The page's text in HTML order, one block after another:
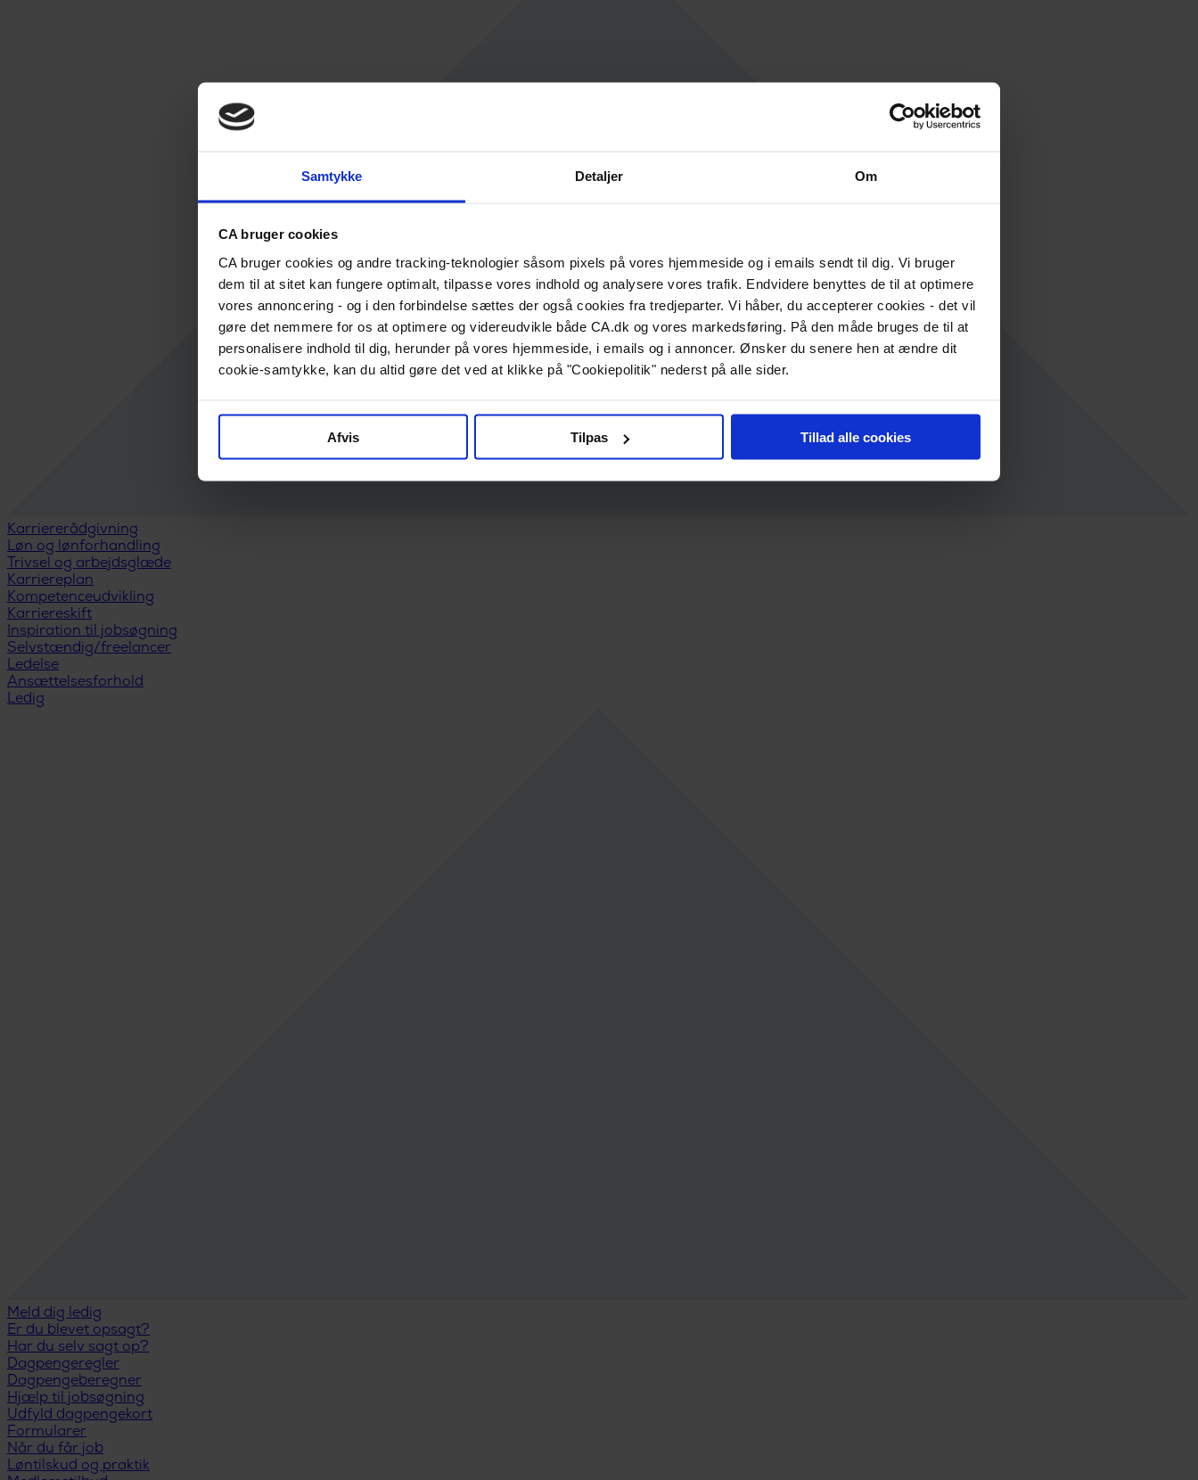
Samtykke Detaljer Om
CA bruger cookies
CA bruger cookies og andre tracking-teknologier såsom pixels på vores hjemmeside og i emails sendt til dig. Vi bruger
dem til at sitet kan fungere optimalt, tilpasse vores indhold og analysere vores trafik. Endvidere benyttes de til at optimere
vores annoncering - og i den forbindelse sættes der også cookies fra tredjeparter. Vi håber, du accepterer cookies - det vil
gøre det nemmere for os at optimere og videreudvikle både CA.dk og vores markedsføring. På den måde bruges de til at
personalisere indhold til dig, herunder på vores hjemmeside, i emails og i annoncer. Ønsker du senere hen at ændre dit
cookie-samtykke, kan du altid gøre det ved at klikke på "Cookiepolitik" nederst på alle sider.
Afvis Tilpas Tillad alle cookies
Karriererådgivning
Løn og lønforhandling
Trivsel og arbejdsglæde
Karriereplan
Kompetenceudvikling
Karriereskift
Inspiration til jobsøgning
Selvstændig/freelancer
Ledelse
Ansættelsesforhold
Ledig
Meld dig ledig
Er du blevet opsagt?
Har du selv sagt op?
Dagpengeregler
Dagpengeberegner
Hjælp til jobsøgning
Udfyld dagpengekort
Formularer
Når du får job
Løntilskud og praktik